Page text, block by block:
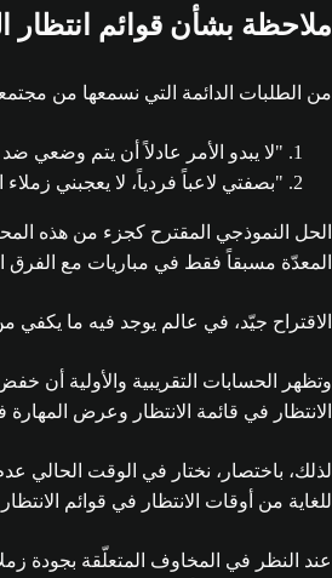
ملاحظة بشأن قوائم انتظار
من الطلبات الدائمة التي نسمعها من
"لا يبدو الأمر عادلاً أن يتم وضعي
"بصفتي لاعباً فردياً، لا يعجبني
الحل النموذجي المقترح كجزء من هذه
المعدّة مسبقاً فقط في مباريات مع الفرق
الاقتراح جيّد، في عالم يوجد فيه ما يكفي
الانتظار في قائمة الانتظار وعرض المهارة
لذلك، باختصار، نختار في الوقت الحالي
للغاية من أوقات الانتظار في قوائم
عند النظر في المخاوف المتعلّقة بجودة